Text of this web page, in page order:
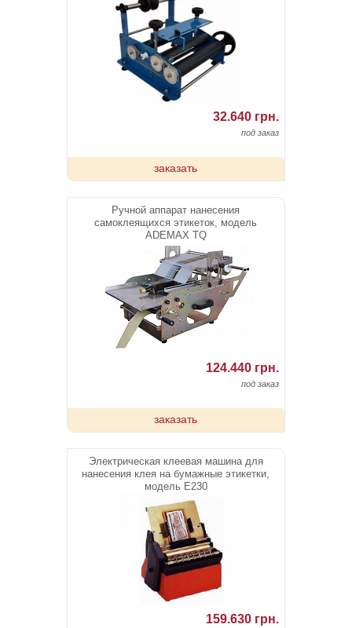
32.640 грн.
под заказ
заказать
Ручной аппарат нанесения
самоклеящихся этикеток, модель
ADEMAX TQ
124.440 грн.
под заказ
заказать
Электрическая клеевая машина для
нанесения клея на бумажные этикетки,
модель E230
159.630 грн.